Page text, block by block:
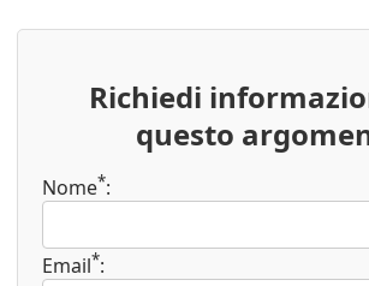
Richiedi
questo
Nome*:
Email*: